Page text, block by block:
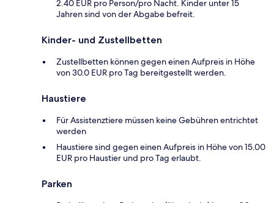
2.40 EUR pro Person/pro Nacht. Kinder unter 15
Jahren sind von der Abgabe befreit.
Kinder- und Zustellbetten
Zustellbetten können gegen einen Aufpreis in Höhe
von 30.0 EUR pro Tag bereitgestellt werden.
Haustiere
Für Assistenztiere müssen keine Gebühren entrichtet
werden
Haustiere sind gegen einen Aufpreis in Höhe von 15.00
EUR pro Haustier und pro Tag erlaubt.
Parken